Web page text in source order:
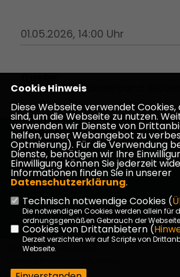
01.05.2026, 14:00 Uhr
Quelle:
CDU Gemeindeverband
Homepage des CDU Kreisverbandes
Dieburg
Impressum Datenschutz Kontakt
©2026 CDU Kreisverband
vorbehalten.
Cookie Hinweis
Diese Webseite verwendet
sind, um die Webseite zu nutzen.
verwenden wir Dienste von
helfen, unser Webangebot zu
Optmierung). Für die Verwendung
Dienste, benötigen wir Ihre
Einwilligung können Sie jederzeit
Informationen finden Sie in unserer
Datenschutzerklärung.
Technisch notwendige Cookies (
Die notwendigen Cookies werden allein für
ordnungsgemäßen Gebrauch der
Cookies von Drittanbietern (
Derzeit verzichten wir auf Scripte von
Webseite.